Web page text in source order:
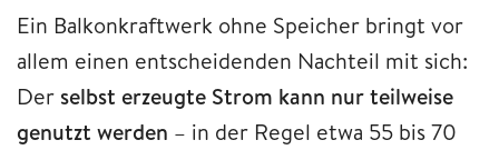
Ein Balkonkraftwerk ohne Speicher bringt vor
allem einen entscheidenden Nachteil mit sich:
Der selbst erzeugte Strom kann nur teilweise
genutzt werden – in der Regel etwa 55 bis 70